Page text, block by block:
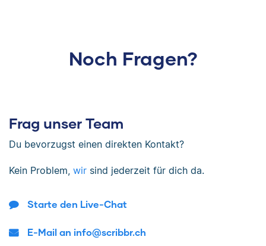
Noch Fragen?
Frag unser Team
Du bevorzugst einen direkten Kontakt?
Kein Problem, wir sind jederzeit für dich da.
Starte den Live-Chat
E-Mail an info@scribbr.ch